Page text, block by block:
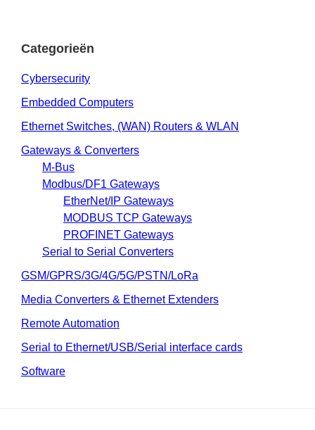
Categorieën
Cybersecurity
Embedded Computers
Ethernet Switches, (WAN) Routers & WLAN
Gateways & Converters
M-Bus
Modbus/DF1 Gateways
EtherNet/IP Gateways
MODBUS TCP Gateways
PROFINET Gateways
Serial to Serial Converters
GSM/GPRS/3G/4G/5G/PSTN/LoRa
Media Converters & Ethernet Extenders
Remote Automation
Serial to Ethernet/USB/Serial interface cards
Software